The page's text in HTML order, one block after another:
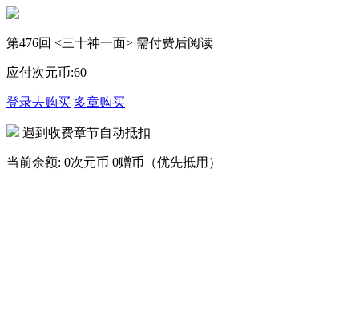
第476回 <三十神一面> 需付费后阅读
应付次元币:60
登录去购买 多章购买
遇到收费章节自动抵扣
当前余额: 0次元币 0赠币（优先抵用）